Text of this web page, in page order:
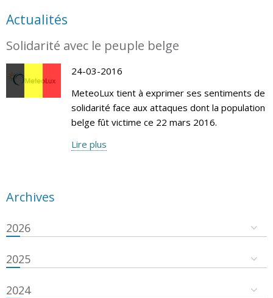
Actualités
Solidarité avec le peuple belge
24-03-2016
MeteoLux tient à exprimer ses sentiments de
solidarité face aux attaques dont la population
belge fût victime ce 22 mars 2016.
Lire plus
Archives
2026
2025
2024